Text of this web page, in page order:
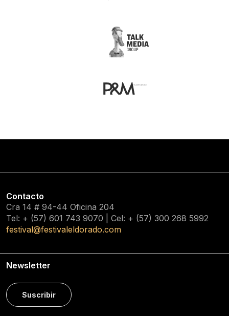
Contacto
Cra 14 # 94-44 Oficina 204
Tel: + (57) 601 743 9070 | Cel: + (57) 300 268 5992
festival@festivaleldorado.com
Newsletter
Suscribir